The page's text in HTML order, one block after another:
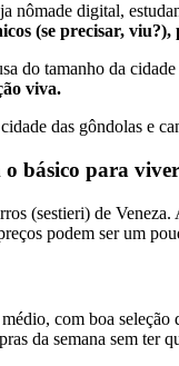
nômade digital,
(se precisar,
do tamanho da
viva.
das gôndolas e
básico para viver
(sestieri) de
podem ser um
com boa seleção
da semana sem ter